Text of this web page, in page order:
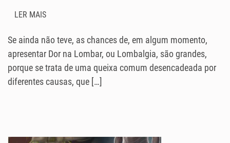
LER MAIS
Se ainda não teve, as chances de, em algum momento,
apresentar Dor na Lombar, ou Lombalgia, são grandes,
porque se trata de uma queixa comum desencadeada por
diferentes causas, que […]